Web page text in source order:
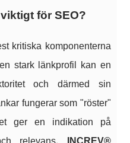
för SEO?
kritiska komponenterna
stark länkprofil kan en
och därmed sin
fungerar som "röster"
ger en indikation på